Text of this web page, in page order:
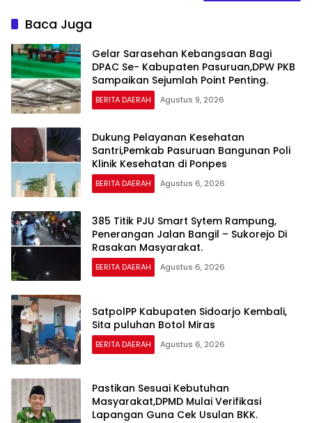
Baca Juga
Gelar Sarasehan Kebangsaan Bagi
DPAC Se- Kabupaten Pasuruan,DPW PKB
Sampaikan Sejumlah Point Penting.
BERITA DAERAH Agustus 9, 2026
Dukung Pelayanan Kesehatan
Santri,Pemkab Pasuruan Bangunan Poli
Klinik Kesehatan di Ponpes
BERITA DAERAH Agustus 6, 2026
385 Titik PJU Smart Sytem Rampung,
Penerangan Jalan Bangil – Sukorejo Di
Rasakan Masyarakat.
BERITA DAERAH Agustus 6, 2026
SatpolPP Kabupaten Sidoarjo Kembali,
Sita puluhan Botol Miras
BERITA DAERAH Agustus 6, 2026
Pastikan Sesuai Kebutuhan
Masyarakat,DPMD Mulai Verifikasi
Lapangan Guna Cek Usulan BKK.